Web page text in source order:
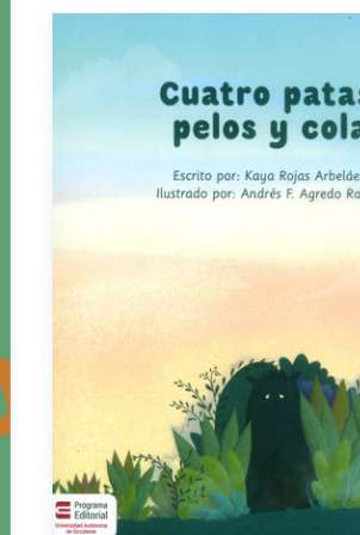
Cuatro patas, pelos y cola
Andres Fabian Agredo Ramos